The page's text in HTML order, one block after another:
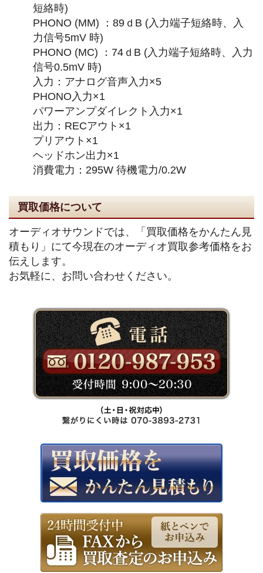
短絡時)
PHONO (MM) ：89ｄB (入力端子短絡時、入
力信号5mV 時)
PHONO (MC) ：74ｄB (入力端子短絡時、入力
信号0.5mV 時)
入力：アナログ音声入力×5
PHONO入力×1
パワーアンプダイレクト入力×1
出力：RECアウト×1
プリアウト×1
ヘッドホン出力×1
消費電力：295W 待機電力/0.2W
買取価格について
オーディオサウンドでは、「買取価格をかんたん見
積もり」にて今現在のオーディオ買取参考価格をお
伝えします。
お気軽に、お問い合わせください。